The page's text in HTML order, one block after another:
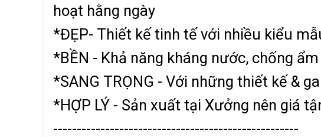
hoạt hằng ngày
*ĐẸP- Thiết kế tinh tế với nhiều kiểu
*BỀN - Khả năng kháng nước, chống
*SANG TRỌNG - Với những thiết kế &
*HỢP LÝ - Sản xuất tại Xưởng nên giá
----------------------------------------------------